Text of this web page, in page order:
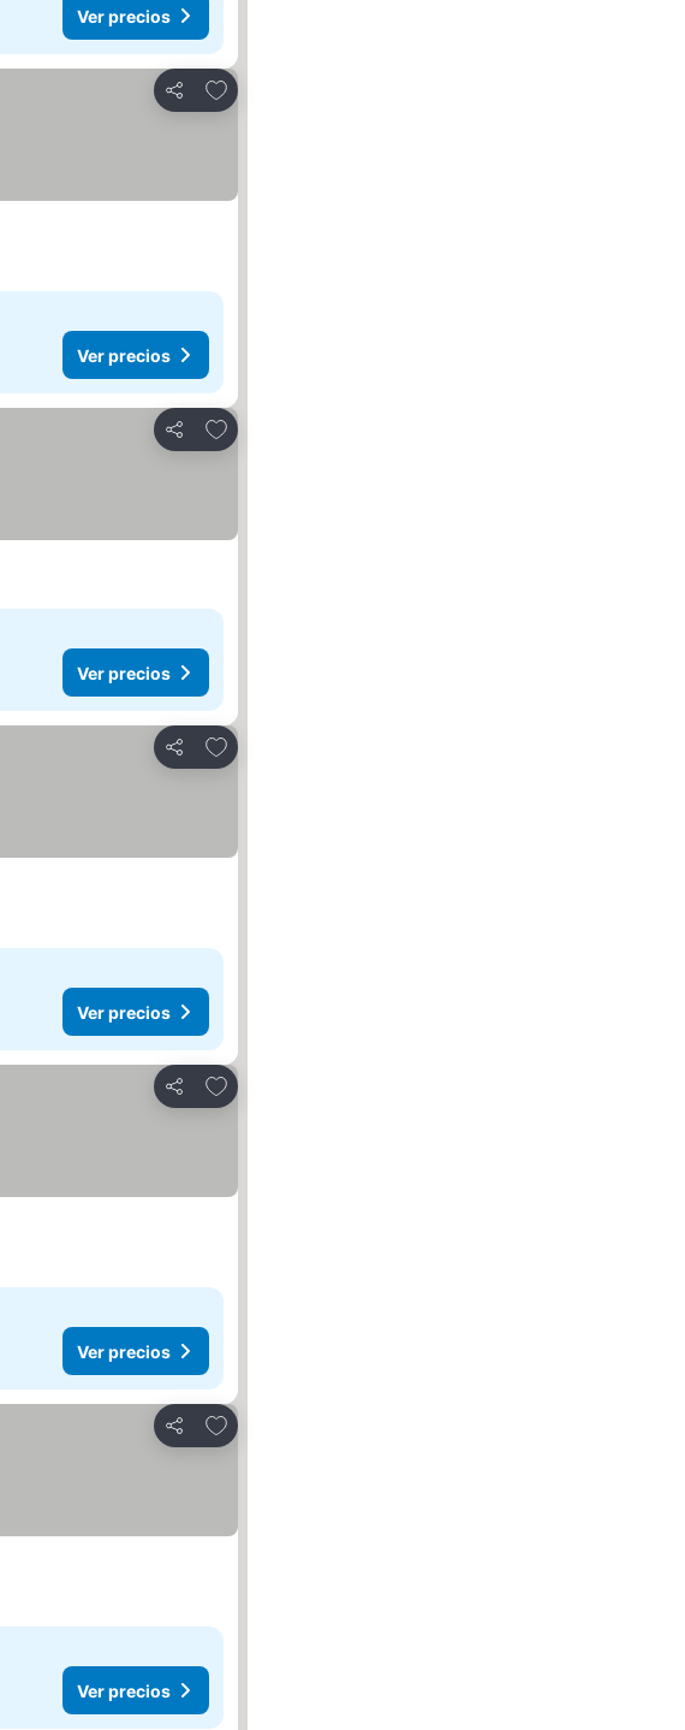
Ver precios
Compartir
Agregar a favoritos
Ver precios
Compartir
Agregar a favoritos
Ver precios
Compartir
Agregar a favoritos
Ver precios
Compartir
Agregar a favoritos
Ver precios
Compartir
Agregar a favoritos
Ver precios